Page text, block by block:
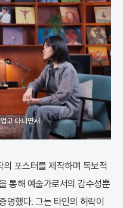
포스터를 제작하며 독보적
통해 예술가로서의 감수성뿐
명했다. 그는 타인의 허락이